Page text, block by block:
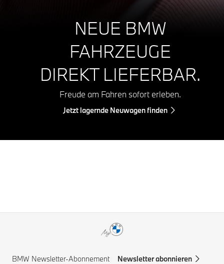
NEUE BMW
FAHRZEUGE
DIREKT LIEFERBAR.
Freude am Fahren sofort erleben.
Jetzt lagernde Neuwagen finden
BMW Newsletter-Abonnement Newsletter abonnieren